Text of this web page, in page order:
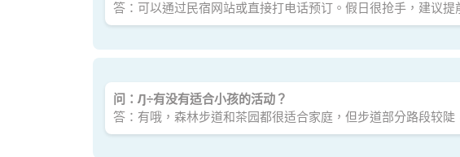
答：可以通过民宿网站或直接打电话预订。假日很抢手，建议提
问：Ԓ÷有没有适合小孩的活动？
答：有哦，森林步道和茶园都很适合家庭，但步道部分路段较陡